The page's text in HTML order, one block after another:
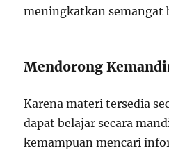
meningkatkan semangat
Mendorong
Karena materi tersedia
dapat belajar secara
kemampuan mencari